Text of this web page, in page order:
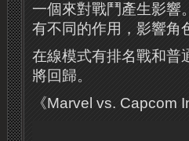
一個來對戰鬥產生影響
有不同的作用，影響角
在線模式有排名戰和普
將回歸。
《Marvel vs. Capcom